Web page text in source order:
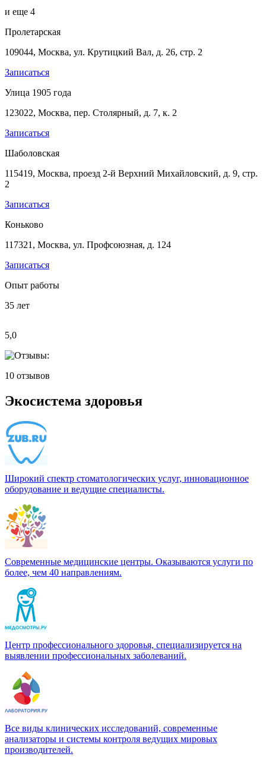
и еще 4
Пролетарская
109044, Москва, ул. Крутицкий Вал, д. 26, стр. 2
Записаться
Улица 1905 года
123022, Москва, пер. Столярный, д. 7, к. 2
Записаться
Шаболовская
115419, Москва, проезд 2-й Верхний Михайловский, д. 9, стр.
2
Записаться
Коньково
117321, Москва, ул. Профсоюзная, д. 124
Записаться
Опыт работы
35 лет
5,0
10 отзывов
Экосистема здоровья
Широкий спектр стоматологических услуг, инновационное
оборудование и ведущие специалисты.
Современные медицинские центры. Оказываются услуги по
более, чем 40 направлениям.
Центр профессионального здоровья, специализируется на
выявлении профессиональных заболеваний.
Все виды клинических исследований, современные
анализаторы и системы контроля ведущих мировых
производителей.